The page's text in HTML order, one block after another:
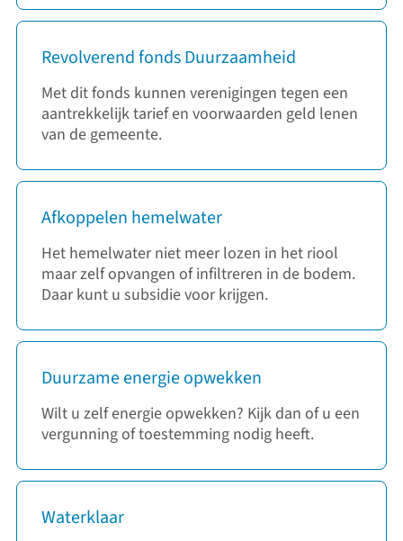
Revolverend fonds Duurzaamheid
Met dit fonds kunnen verenigingen tegen een
aantrekkelijk tarief en voorwaarden geld lenen
van de gemeente.
Afkoppelen hemelwater
Het hemelwater niet meer lozen in het riool
maar zelf opvangen of infiltreren in de bodem.
Daar kunt u subsidie voor krijgen.
Duurzame energie opwekken
Wilt u zelf energie opwekken? Kijk dan of u een
vergunning of toestemming nodig heeft.
Waterklaar